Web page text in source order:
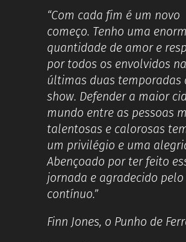
“Com cada fim é um novo
começo. Tenho uma
quantidade de amor e
por todos os envolvidos
últimas duas temporadas
show. Defender a maior
mundo entre as pessoas
talentosas e calorosas
um privilégio e uma
Abençoado por ter feito
jornada e agradecido
contínuo.”
Finn Jones, o Punho de